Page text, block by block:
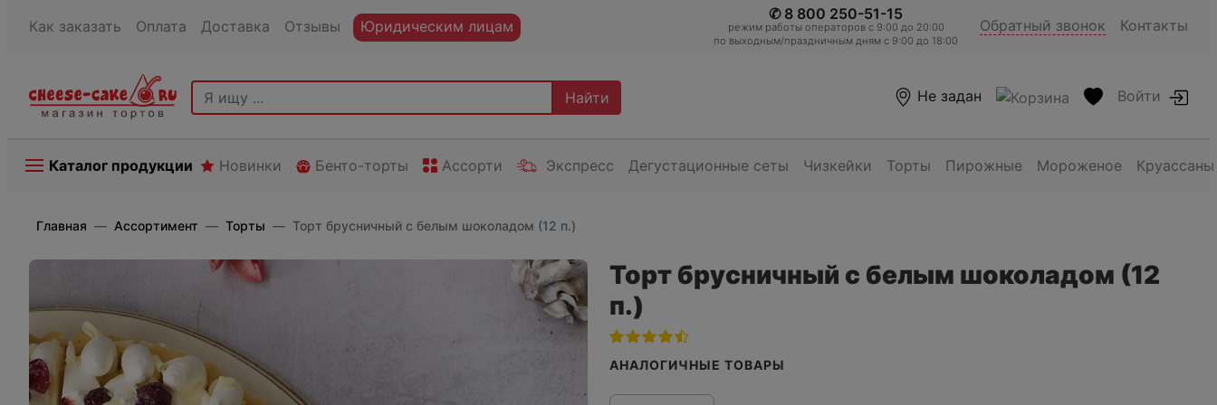
Как заказать Оплата Доставка Отзывы Юридическим лицам
✆ 8 800 250-51-15
режим работы операторов c 9:00 до 20:00
по выходным/праздничным дням с 9:00 до 18:00
Обратный звонок Контакты
Найти Не задан Войти
Каталог продукции Новинки Бенто-торты Ассорти Экспресс Дегустационные сеты Чизкейки Торты Пирожные Мороженое Круассаны
Главная Ассортимент Торты Торт брусничный с белым шоколадом (12 п.)
Торт брусничный с белым шоколадом (12
п.)
АНАЛОГИЧНЫЕ ТОВАРЫ